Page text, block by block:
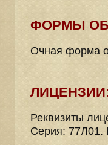
ФОРМЫ
Очная форма
Реквизиты
Серия: 77Л01.